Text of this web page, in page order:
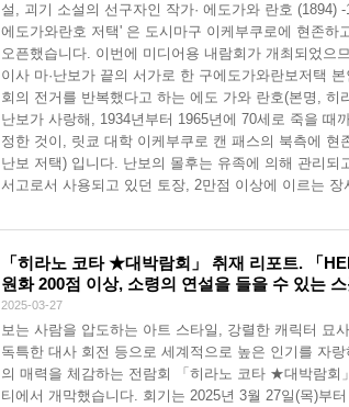
설, 괴기 소설의 선구자인 작가· 에도가와 란호 (1894)
에도가와란호 저택' 은 도시마구 이케부쿠로에 현존하
오픈했습니다. 이번에 미디어용 내람회가 개최되었으
이사 마·난보가 끝의 서가로 한 구에도가와란보저택
회의 전거를 반복했다고 하는 에도 가와 란호(본명, 히
난보가 사랑해, 1934년부터 1965년에 70세로 죽을 때
정한 것이, 릿쿄 대학 이케부쿠로 캔 패스의 북측에 현
난보 저택) 입니다. 난보의 몰후는 유족에 의해 관리되
서고로서 사용되고 있던 토장, 2만점 이상에 이르는
「히라노 코타 ★대박람회」 취재 리포트. 「
원화 200점 이상, 소령의 연설을 들을 수 있는
2025-03-27
보는 사람을 압도하는 아트 스타일, 강렬한 캐릭터 묘
독특한 대사 회전 등으로 세계적으로 높은 인기를 자
의 매력을 체감하는 전람회 「히라노 코타 ★대박람회
티에서 개막했습니다. 회기는 2025년 3월 27일(목)부